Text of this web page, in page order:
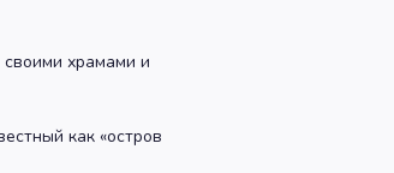
храмами и
как «остров